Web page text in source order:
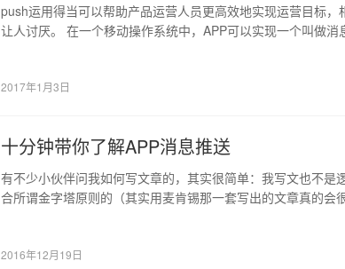
push运用得当可以帮助产品运营人员更高效地实现运营目标，
让人讨厌。 在一个移动操作系统中，APP可以实现一个叫做消
2017年1月3日
十分钟带你了解APP消息推送
有不少小伙伴问我如何写文章的，其实很简单：我写文也不是
合所谓金字塔原则的（其实用麦肯锡那一套写出的文章真的会
2016年12月19日